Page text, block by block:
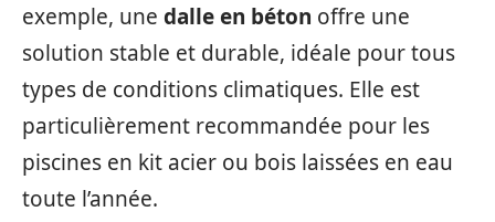
exemple, une dalle en béton offre une
solution stable et durable, idéale pour tous
types de conditions climatiques. Elle est
particulièrement recommandée pour les
piscines en kit acier ou bois laissées en eau
toute l’année.